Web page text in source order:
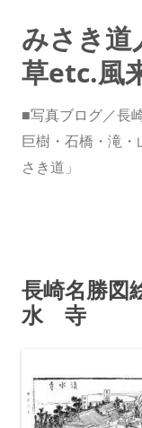
みさき道
草etc.風
■写真ブログ／長
巨樹・石橋・滝
さき道」
長崎名
水 寺